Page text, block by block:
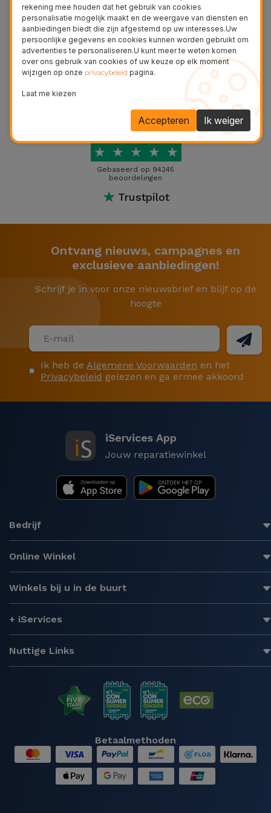
Computer
Aaccessoires
Tablet
Kids
Uitstekend
★ ★ ★ ★ ★
Gebaseerd op 94245
beoordelingen
★ Trustpilot
Ontvang nieuws, campagnes en
exclusieve aanbiedingen!
Schrijf je in voor onze nieuwsbrief en blijf op de
hoogte
Ik heb de Algemene Voorwaarden en het
Privacybeleid gelezen en ga ermee akkoord
iServices App
Jouw reparatiewinkel
Bedrijf
Online Winkel
Winkels bij u in de buurt
+ iServices
Nuttige Links
Betaalmethoden
rekening mee houden dat het gebruik van cookies
personalisatie mogelijk maakt en de weergave van diensten en
aanbiedingen biedt die zijn afgestemd op uw interesses.Uw
persoonlijke gegevens en cookies kunnen worden gebruikt om
advertenties te personaliseren.U kunt meer te weten komen
over ons gebruik van cookies of uw keuze op elk moment
wijzigen op onze privacybeleid pagina.
Laat me kiezen
Ik weiger
Accepteren